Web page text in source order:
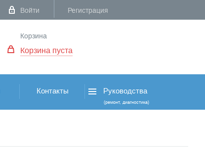
Войти Регистрация
Корзина
Корзина пуста
Контакты Руководства
(ремонт, диагностика)